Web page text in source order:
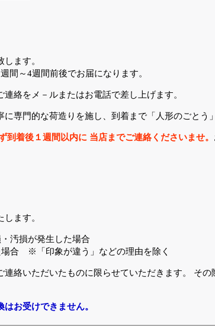
ます。
間～4週間前後でお届になります。
絡をメ－ルまたはお電話で差し上げます。
専門的な荷造りを施し、到着まで「人形のごとう
到着後１週間以内に 当店までご連絡くださいませ。
ます。
汚損が発生した場合
合 ※「印象が違う」などの理由を除く
連絡いただいたものに限らせていただきます。 そ
お受けできません。